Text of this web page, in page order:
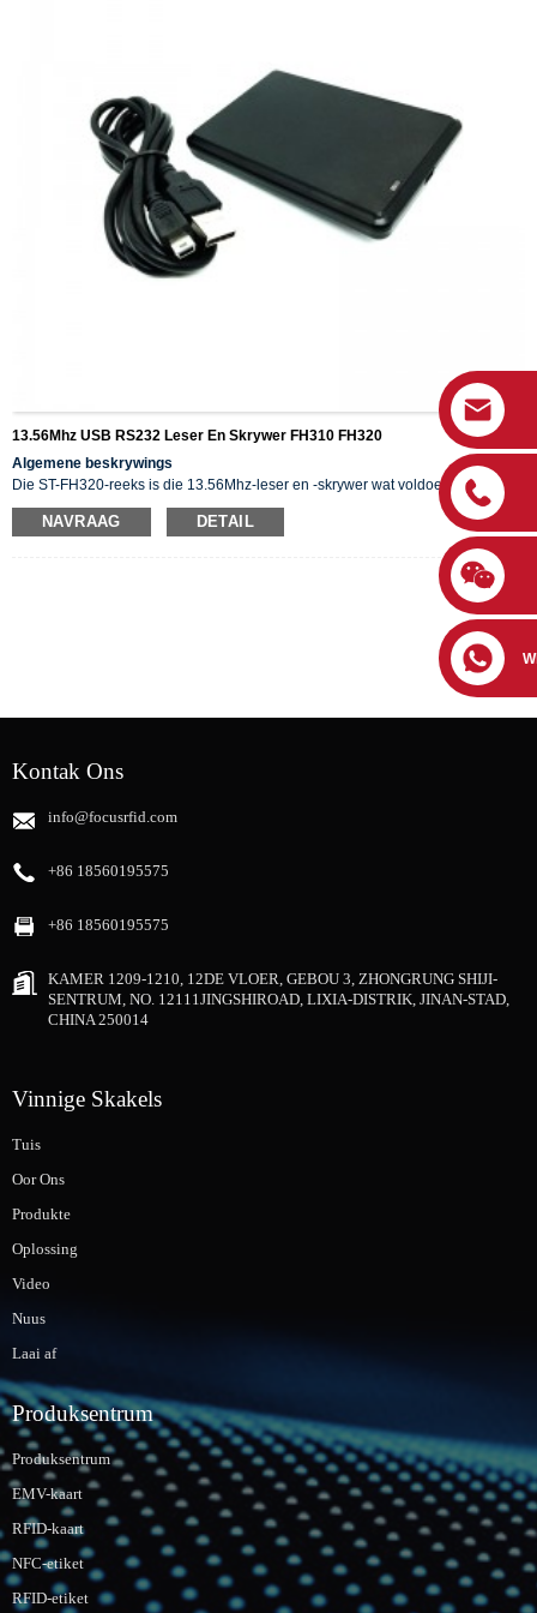
13.56Mhz USB RS232 Leser En Skrywer FH310 FH320
Algemene beskrywings
Die ST-FH320-reeks is die 13.56Mhz-leser en -skrywer wat voldoen aan die
ISO14443A/B- en ISO15693-protokol. Dit is 'n slim leser, goeie gehalte en
mededingende prys.
NAVRAAG DETAIL
Kontak Ons
info@focusrfid.com
+86 18560195575
+86 18560195575
KAMER 1209-1210, 12DE VLOER, GEBOU 3, ZHONGRUNG SHIJI-
SENTRUM, NO. 12111JINGSHIROAD, LIXIA-DISTRIK, JINAN-STAD,
CHINA 250014
Vinnige Skakels
Tuis
Oor Ons
Produkte
Oplossing
Video
Nuus
Laai af
Produksentrum
Produksentrum
EMV-kaart
RFID-kaart
NFC-etiket
RFID-etiket